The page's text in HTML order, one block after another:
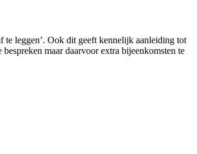
te leggen’. Ook dit geeft kennelijk aanleiding tot
maar daarvoor extra bijeenkomsten te